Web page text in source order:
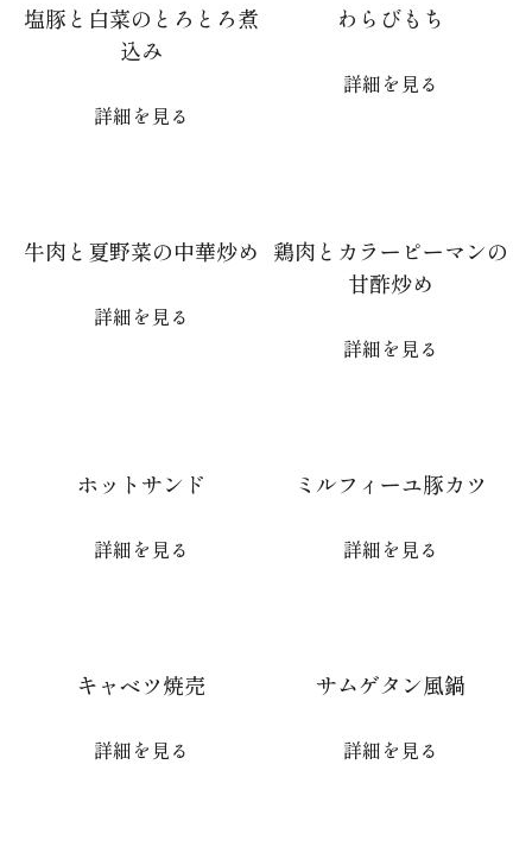
塩豚と白菜のとろとろ煮
込み
詳細を見る
わらびもち
詳細を見る
牛肉と夏野菜の中華炒め
詳細を見る
鶏肉とカラーピーマンの
甘酢炒め
詳細を見る
ホットサンド
詳細を見る
ミルフィーユ豚カツ
詳細を見る
キャベツ焼売
詳細を見る
サムゲタン風鍋
詳細を見る